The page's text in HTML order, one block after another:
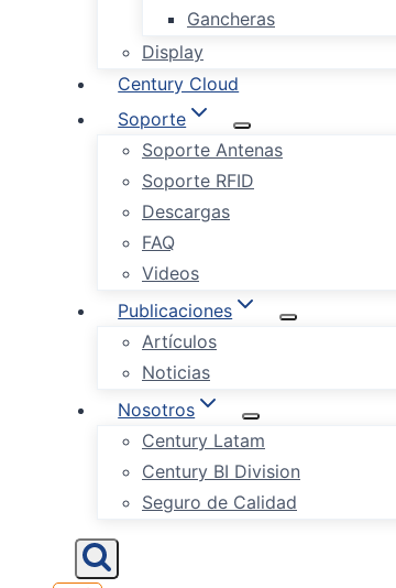
Gancheras
Display
Century Cloud
Soporte
Soporte Antenas
Soporte RFID
Descargas
FAQ
Videos
Publicaciones
Artículos
Noticias
Nosotros
Century Latam
Century BI Division
Seguro de Calidad